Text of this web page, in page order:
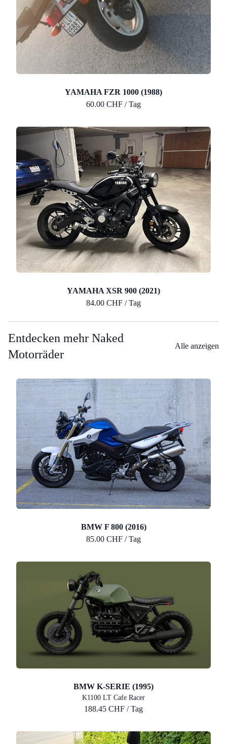
YAMAHA FZR 1000 (1988)
60.00 CHF / Tag
YAMAHA XSR 900 (2021)
84.00 CHF / Tag
Entdecken mehr Naked
Motorräder
Alle anzeigen
BMW F 800 (2016)
85.00 CHF / Tag
BMW K-SERIE (1995)
K1100 LT Cafe Racer
188.45 CHF / Tag